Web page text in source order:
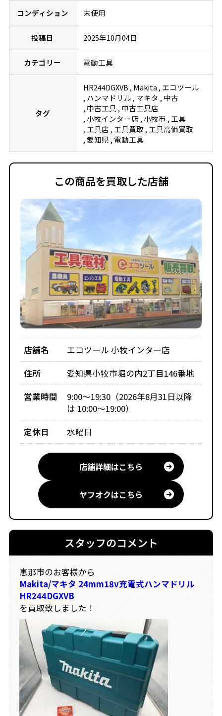
コンディション 未使用
投稿日 2025年10月04日
カテゴリー 電動工具
タグ
HR244DGXVB Makita エコツール
ハンマドリル マキタ
中古
中古工具 中古工具店
小牧インター店 小牧市 工具
工具店 工具買取 工具高価買取
愛知県 電動工具
この商品を買取した店舗
店舗名
エコツール 小牧インター店
住所
愛知県小牧市堀の内2丁目146番地
営業時間
9:00～19:30（2026年8月31日以降
は 10:00～19:00）
定休日
水曜日
店舗詳細はこちら
ヤフオクはこちら
スタッフのコメント
恵那市のお客様から
Makita/マキタ 24mm18v充電式ハンマドリル
HR244DGXVB
を買取致しました！